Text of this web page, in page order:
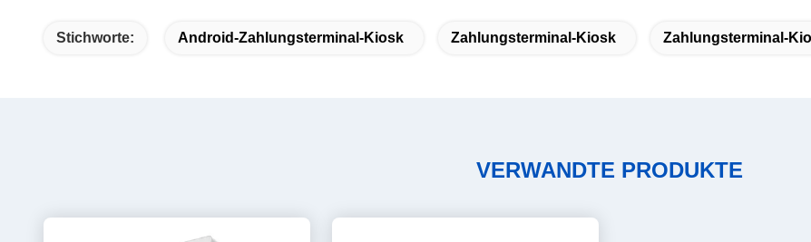
Stichworte: Android-Zahlungsterminal-Kiosk Zahlungsterminal-Kiosk Zahlungsterminal-
VERWANDTE PRODUKTE